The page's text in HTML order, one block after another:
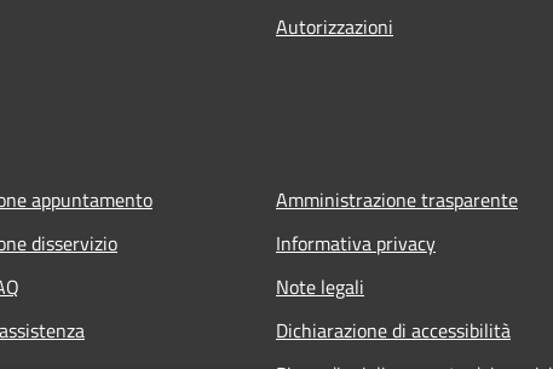
Autorizzazioni
appuntamento
disservizio
Amministrazione trasparente
Informativa privacy
Note legali
Dichiarazione di accessibilità